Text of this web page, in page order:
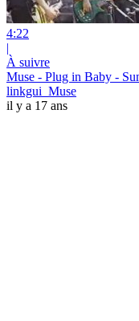
4:22
|
À suivre
Muse - Plug in Baby -
linkgui_Muse
il y a 17 ans